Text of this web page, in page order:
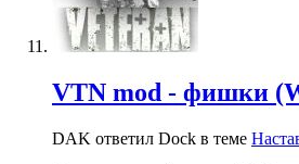
VTN mod - фишки
DAK ответил Dock в теме